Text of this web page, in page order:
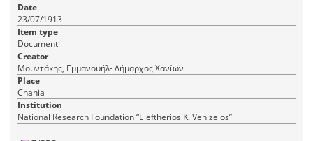
Date
23/07/1913
Item type
Document
Creator
Μουντάκης, Εμμανουήλ- Δήμαρχος Χανίων
Place
Chania
Institution
National Research Foundation “Eleftherios K. Venizelos”